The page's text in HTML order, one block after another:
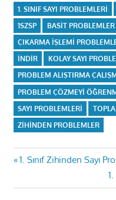
1. SINIF SAYI PROBLEMLERI
1SZSP
BASIT PROBLEMLER
ÇIKARMA IŞLEMI
INDIR
KOLAY SAYI
PROBLEM ALIŞTIRMA
PROBLEM ÇÖZMEYI
SAYI PROBLEMLERI
ZIHINDEN PROBLEMLER
Yazı
gezinmesi
Previous
1. Sınıf Zihinden Sayı